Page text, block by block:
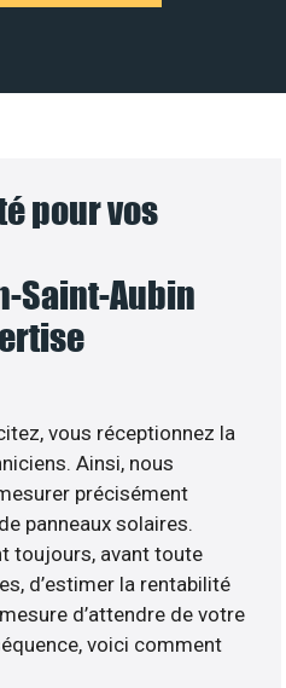
pour vos
Saint-Aubin
vous réceptionnez la
Ainsi, nous
précisément
panneaux solaires.
toujours, avant toute
d’estimer la rentabilité
d’attendre de votre
voici comment